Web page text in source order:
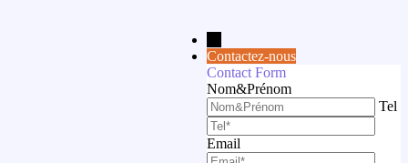
Contactez-nous
Contact Form
Nom&Prénom
Tel
Email